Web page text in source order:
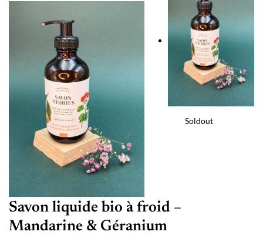
Soldout
Savon liquide bio à froid –
Mandarine & Géranium